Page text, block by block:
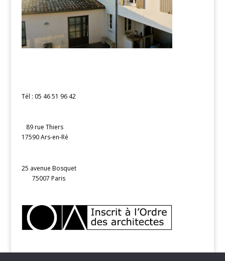
Tél : 05 46 51 96 42
89 rue Thiers
17590 Ars-en-Ré
25 avenue Bosquet
75007 Paris